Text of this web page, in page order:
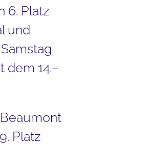
6. Platz
und
dem 14.–
Platz